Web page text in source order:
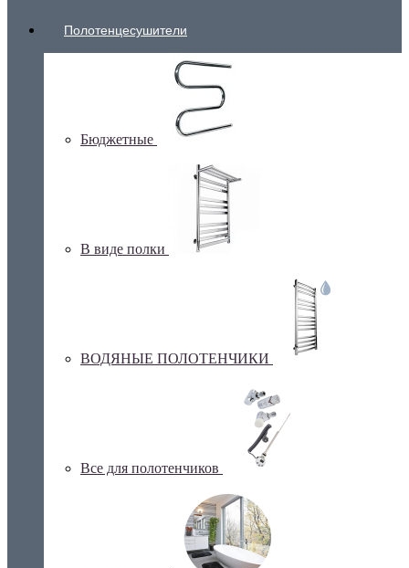
Полотенцесушители
Бюджетные
В виде полки
ВОДЯНЫЕ ПОЛОТЕНЧИКИ
Все для полотенчиков